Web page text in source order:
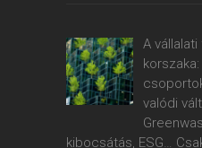
A
valódi
kibocsátás, ESG…